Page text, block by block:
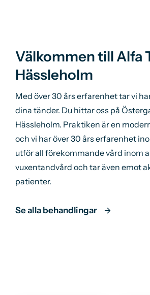
Välkommen till Alfa
Hässleholm
Med över 30 års erfarenhet tar vi
dina tänder. Du hittar oss på
Hässleholm. Praktiken är en
och vi har över 30 års erfarenhet
utför all förekommande vård inom
vuxentandvård och tar även emot
patienter.
Se alla behandlingar